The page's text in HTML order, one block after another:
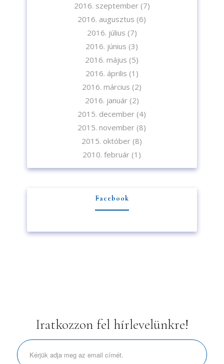
2016. szeptember(7)
2016. augusztus (6)
2016. július (7)
2016. június (3)
2016. május (5)
2016. április (1)
2016. március (2)
2016. január(2)
2015. december (4)
2015. november (8)
2015. október (8)
2010. február (1)
Facebook
Iratkozzon fel hírlevelünkre!